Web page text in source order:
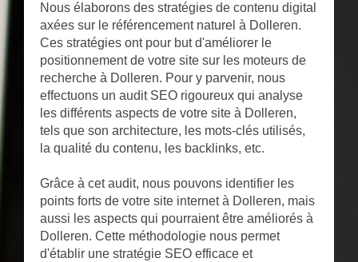
Nous élaborons des stratégies de contenu digital
axées sur le référencement naturel à Dolleren.
Ces stratégies ont pour but d'améliorer le
positionnement de votre site sur les moteurs de
recherche à Dolleren. Pour y parvenir, nous
effectuons un audit SEO rigoureux qui analyse
les différents aspects de votre site à Dolleren,
tels que son architecture, les mots-clés utilisés,
la qualité du contenu, les backlinks, etc.
Grâce à cet audit, nous pouvons identifier les
points forts de votre site internet à Dolleren, mais
aussi les aspects qui pourraient être améliorés à
Dolleren. Cette méthodologie nous permet
d'établir une stratégie SEO efficace et